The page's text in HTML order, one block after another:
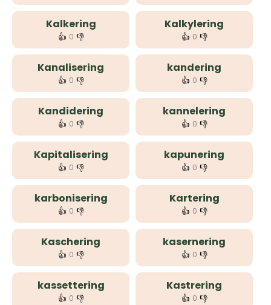
Kalkering
👍 0 👎
Kalkylering
👍 0 👎
Kanalisering
👍 0 👎
kandering
👍 0 👎
Kandidering
👍 0 👎
kannelering
👍 0 👎
Kapitalisering
👍 0 👎
kapunering
👍 0 👎
karbonisering
👍 0 👎
Kartering
👍 0 👎
Kaschering
👍 0 👎
kasernering
👍 0 👎
kassettering
👍 0 👎
Kastrering
👍 0 👎